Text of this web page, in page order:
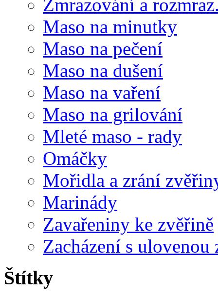
Zmrazování a
Maso na minutky
Maso na pečení
Maso na dušení
Maso na vaření
Maso na grilování
Mleté maso - rady
Omáčky
Mořidla a zrání
Marinády
Zavařeniny ke zvěřině
Zacházení s ulovenou
Štítky